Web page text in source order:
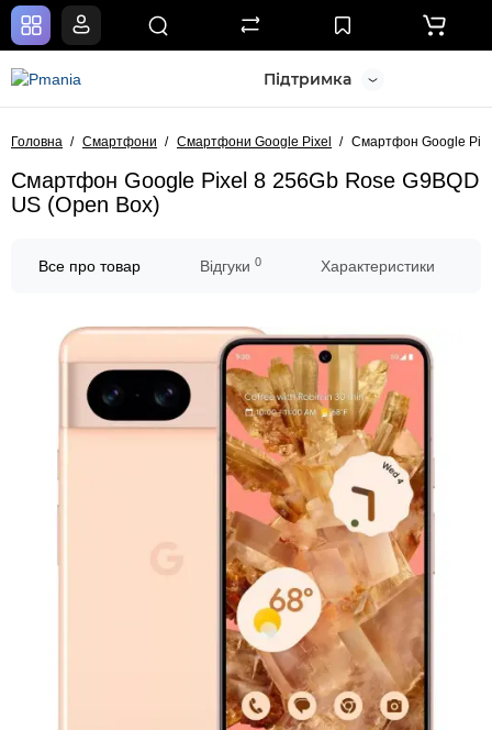
Підтримка
Головна Смартфони Смартфони Google Pixel Смартфон Google
Смартфон Google Pixel 8 256Gb Rose G9BQD
US (Open Box)
Все про товар Відгуки 0 Характеристики